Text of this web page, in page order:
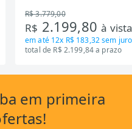
R$ 3.779,00
R$ 2.199,80à
em até 12x R$ 183,32sem
total de R$ 2.199,84 a prazo
em primeira